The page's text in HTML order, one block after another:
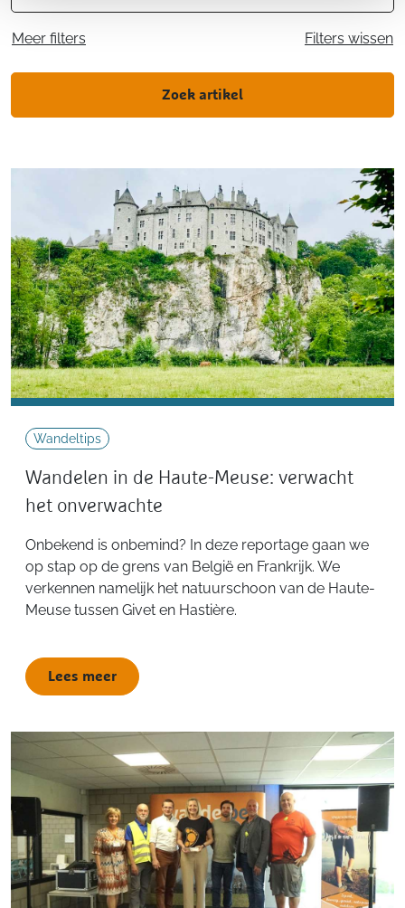
Meer filters Filters wissen
Wandeltips
Wandelen in de Haute-Meuse: verwacht
het onverwachte
Onbekend is onbemind? In deze reportage gaan we
op stap op de grens van België en Frankrijk. We
verkennen namelijk het natuurschoon van de Haute-
Meuse tussen Givet en Hastière.
Lees meer